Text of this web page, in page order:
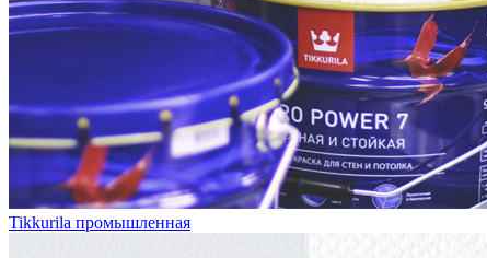
Tikkurila промышленная